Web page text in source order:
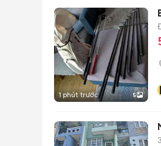
1 phút trước 5